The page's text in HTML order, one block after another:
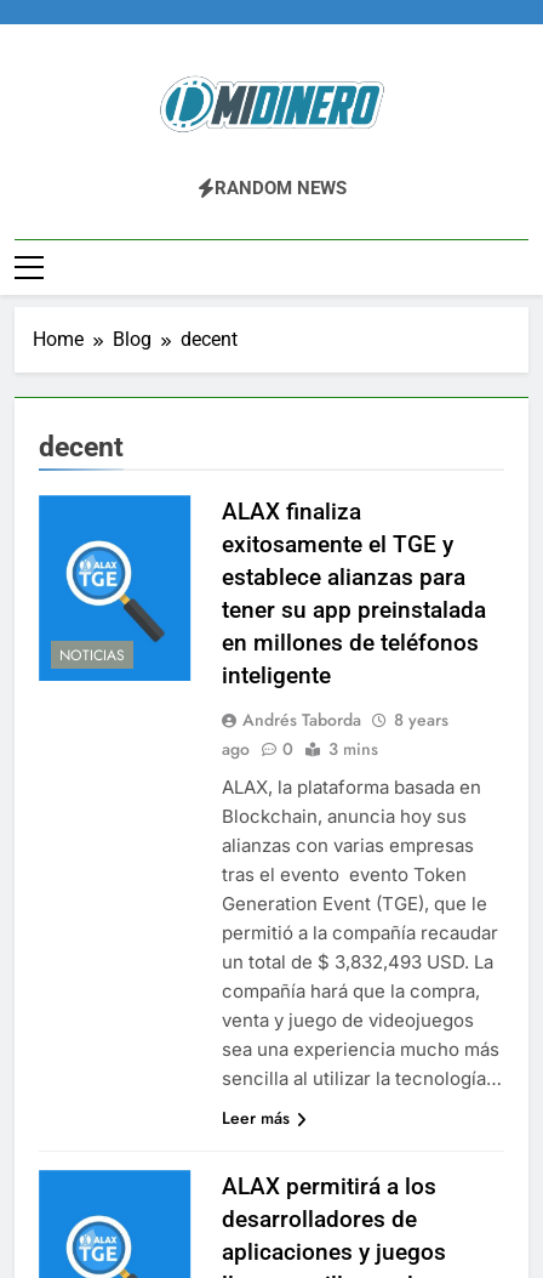
Midinero.co
Fintech, Criptomonedas
RANDOM NEWS
Home Blog decent
decent
NOTICIAS
ALAX finaliza
exitosamente el TGE y
establece alianzas para
tener su app preinstalada
en millones de teléfonos
inteligente
Andrés Taborda
8 years
ago
0 3 mins
ALAX, la plataforma basada en
Blockchain, anuncia hoy sus
alianzas con varias empresas
tras el evento evento Token
Generation Event (TGE), que le
permitió a la compañía recaudar
un total de $ 3,832,493 USD. La
compañía hará que la compra,
venta y juego de videojuegos
sea una experiencia mucho más
sencilla al utilizar la tecnología…
Leer más
ALAX permitirá a los
desarrolladores de
aplicaciones y juegos